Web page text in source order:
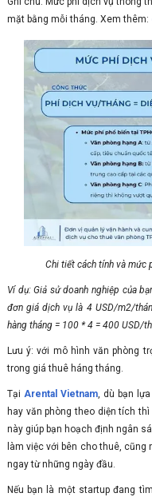
mặt bằng mỗi tháng. Xem thêm:
Chi tiết cách tính và mức
Ví dụ: Giả sử doanh nghiệp của
đơn giá dịch vụ là 4 USD/m2/
hàng tháng = 100 * 4 = 400 USD/
Lưu ý: với mô hình văn phòng
trong giá thuê háng tháng.
Tại Arental Vietnam, dù bạn
hay văn phòng theo diện tích
này giúp bạn hoạch định ngân
làm việc với bên cho thuê,
ngay từ những ngày đầu.
Nếu bạn là một startup đang